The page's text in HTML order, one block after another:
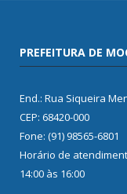
PREFEITURA DE
End.: Rua Siqueira
CEP: 68420-000
Fone: (91) 98565-6801
Horário de
14:00 às 16:00